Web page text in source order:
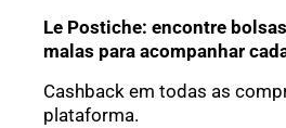
Le Postiche: encontre
malas para acompanhar
Cashback em todas as
plataforma.